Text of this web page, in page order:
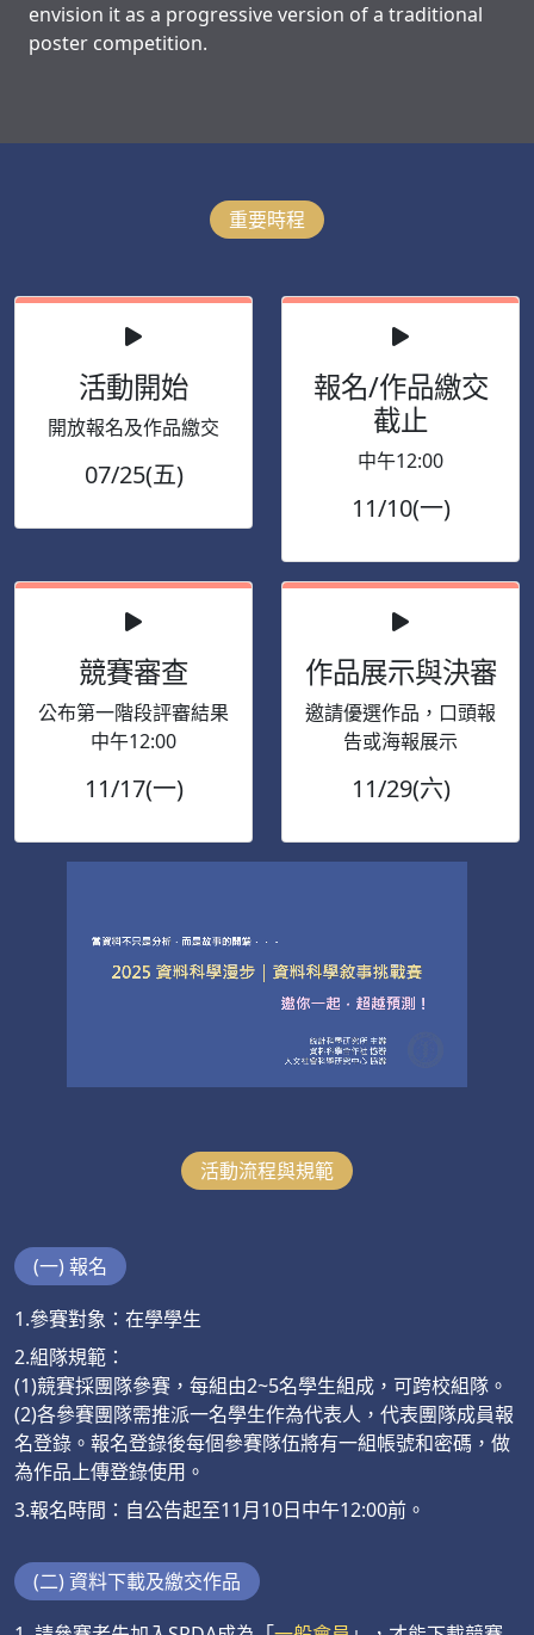
envision it as a progressive version of a traditional
poster competition.
重要時程
活動開始
開放報名及作品繳交
07/25(五)
報名/作品繳交
截止
中午12:00
11/10(一)
競賽審查
公布第一階段評審結果
中午12:00
11/17(一)
作品展示與決審
邀請優選作品，口頭報
告或海報展示
11/29(六)
活動流程與規範
(一) 報名
1.參賽對象：在學學生
2.組隊規範：
(1)競賽採團隊參賽，每組由2~5名學生組成，可跨校組隊。
(2)各參賽團隊需推派一名學生作為代表人，代表團隊成員報
名登錄。報名登錄後每個參賽隊伍將有一組帳號和密碼，做
為作品上傳登錄使用。
3.報名時間：自公告起至11月10日中午12:00前。
(二) 資料下載及繳交作品